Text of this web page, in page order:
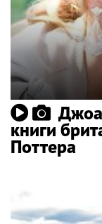
книги
Поттера